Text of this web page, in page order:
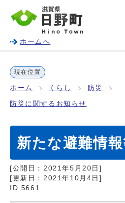
ホームへ
現在位置
ホーム くらし 防災
防災に関するお知らせ
新たな避難情
[公開日： 2021年5月20日 ]
[更新日： 2021年10月4日 ]
ID:5661